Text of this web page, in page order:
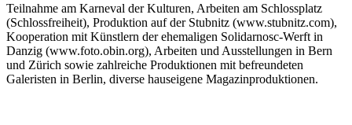
Teilnahme am Karneval der Kulturen, Arbeiten am Schlossplatz
(Schlossfreiheit), Produktion auf der Stubnitz (www.stubnitz.com),
Kooperation mit Künstlern der ehemaligen Solidarnosc-Werft in
Danzig (www.foto.obin.org), Arbeiten und Ausstellungen in Bern
und Zürich sowie zahlreiche Produktionen mit befreundeten
Galeristen in Berlin, diverse hauseigene Magazinproduktionen.